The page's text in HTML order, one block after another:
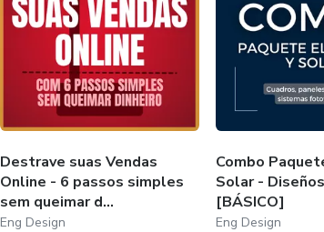
Destrave suas Vendas
Online - 6 passos simples
sem queimar d...
Eng Design
Combo
Solar -
[BÁSICO]
Eng Design